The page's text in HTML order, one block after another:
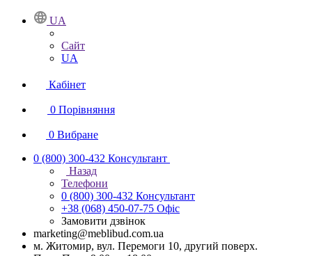
UA
Сайт
UA
Кабінет
0 Порівняння
0 Вибране
0 (800) 300-432 Консультант
Назад
Телефони
0 (800) 300-432 Консультант
+38 (068) 450-07-75 Офіс
Замовити дзвінок
marketing@meblibud.com.ua
м. Житомир, вул. Перемоги 10, другий поверх.